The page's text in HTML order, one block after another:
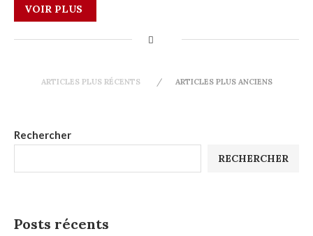
VOIR PLUS
ARTICLES PLUS RÉCENTS ARTICLES PLUS ANCIENS
Rechercher
RECHERCHER
Posts récents